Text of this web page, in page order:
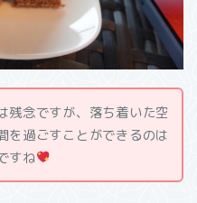
残念ですが、落ち着いた空
を過ごすことができるのは
すね